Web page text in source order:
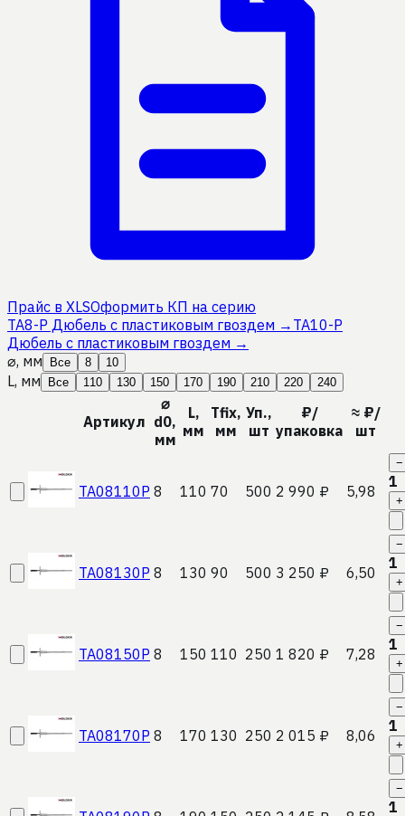
Прайс в XLSОформить КП на серию
TA8-P Дюбель с пластиковым гвоздем → TA10-P
Дюбель с пластиковым гвоздем →
⌀, мм
Все 8 10
L, мм Все 110 130 150 170 190 210 220 240
Артикул
⌀
d0,
мм
L,
мм
Tfix,
мм
Уп.,
шт
₽/
упаковка
≈ ₽/
шт
TA08110P 8 110 70 500 2 990 ₽ 5,98
−
1
+
TA08130P 8 130 90 500 3 250 ₽ 6,50
−
1
+
TA08150P 8 150 110 250 1 820 ₽ 7,28
−
1
+
TA08170P 8 170 130 250 2 015 ₽ 8,06
−
1
+
−
1